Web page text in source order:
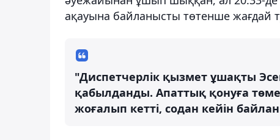
ақауына байланысты төтенше жағдай
"Диспетчерлік қызмет ұшақты
қабылданды. Апаттық қонуға
жоғалып кетті, содан кейін